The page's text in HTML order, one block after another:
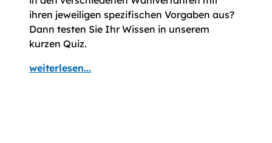
ihren jeweiligen spezifischen Vor­gaben aus?
Dann testen Sie Ihr Wissen in unserem
kurzen Quiz.
weiterlesen...